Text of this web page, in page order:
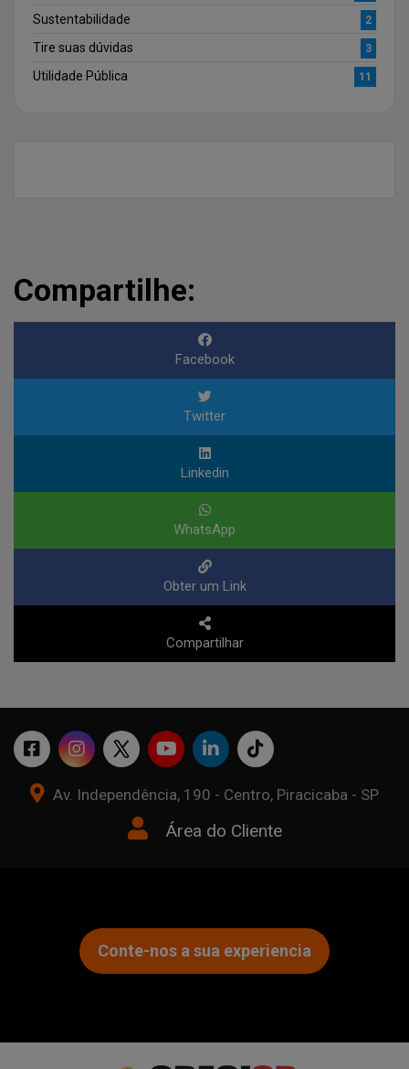
Sustentabilidade 2
Tire suas dúvidas 3
Utilidade Pública 11
Compartilhe:
Facebook
Twitter
Linkedin
WhatsApp
Obter um Link
Compartilhar
Av. Independência, 190 - Centro, Piracicaba - SP
Área do Cliente
Conte-nos a sua experiencia